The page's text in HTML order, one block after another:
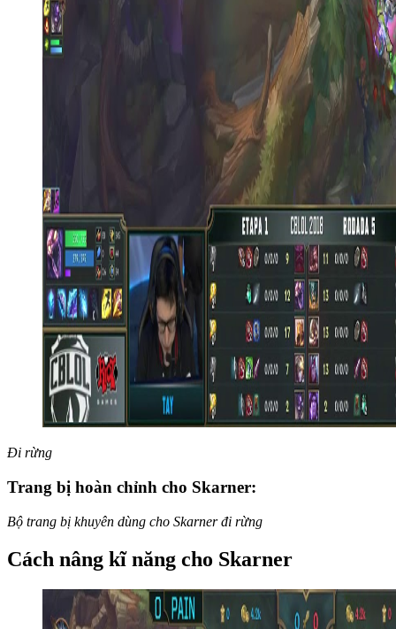
Đi rừng
Trang bị hoàn chỉnh cho Skarner:
Bộ trang bị khuyên dùng cho Skarner đi rừng
Cách nâng kĩ năng cho Skarner